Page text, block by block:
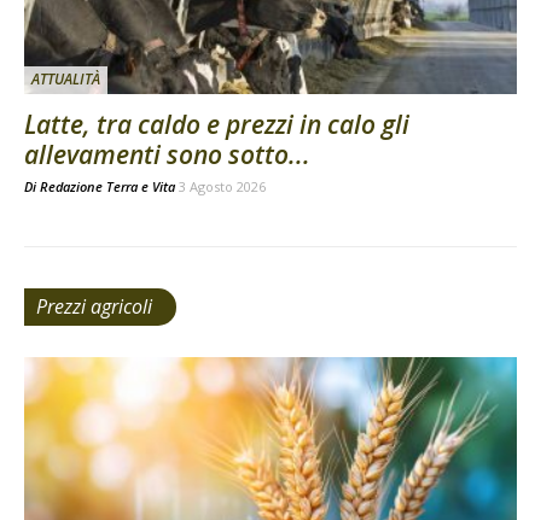
ATTUALITÀ
Latte, tra caldo e prezzi in calo gli
allevamenti sono sotto...
Di Redazione Terra e Vita 3 Agosto 2026
Prezzi agricoli